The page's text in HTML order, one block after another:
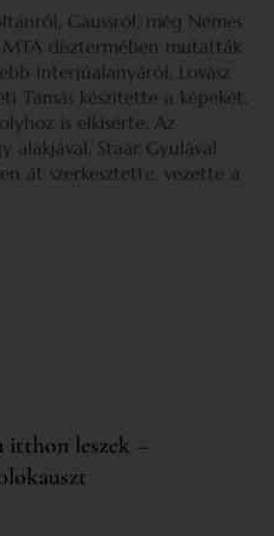
Gaussról, még Nemes
dísztermében mutatták
interjúalanyáról, Lovász
Tamás készítette a képeket,
is elkísérte. Az
alakjával, Staar Gyulával
át szerkesztette, vezette a
itthon leszek –